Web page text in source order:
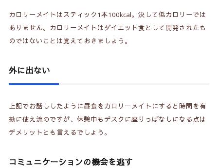
カロリーメイトはスティック1本100kcal。決して低カロリーでは
ありません。カロリーメイトはダイエット食として開発されたも
のではないことは覚えておきましょう。
外に出ない
上記でお話ししたように昼食をカロリーメイトにすると時間を有
効に使え流のですが、休憩中もデスクに座りっぱなしになる点は
デメリットとも言えるでしょう。
コミュニケーションの機会を逃す